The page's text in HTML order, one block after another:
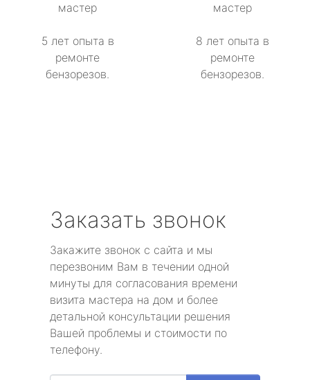
мастер
5 лет опыта в
ремонте
бензорезов.
мастер
8 лет опыта в
ремонте
бензорезов.
Заказать звонок
Закажите звонок с сайта и мы
перезвоним Вам в течении одной
минуты для согласования времени
визита мастера на дом и более
детальной консультации решения
Вашей проблемы и стоимости по
телефону.